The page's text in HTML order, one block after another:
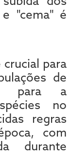
"cema" é
para
de
para a
no
regras
com
durante